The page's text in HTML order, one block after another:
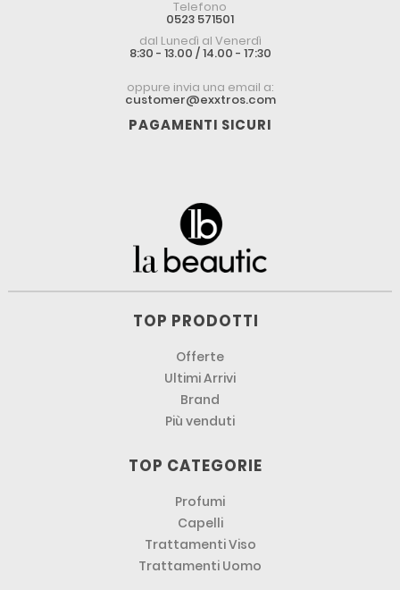
Telefono
0523 571501
dal Lunedì al Venerdì
8:30 - 13.00 / 14.00 - 17:30
oppure invia una email a:
customer@exxtros.com
PAGAMENTI SICURI
TOP PRODOTTI
Offerte
Ultimi Arrivi
Brand
Più venduti
TOP CATEGORIE
Profumi
Capelli
Trattamenti Viso
Trattamenti Uomo